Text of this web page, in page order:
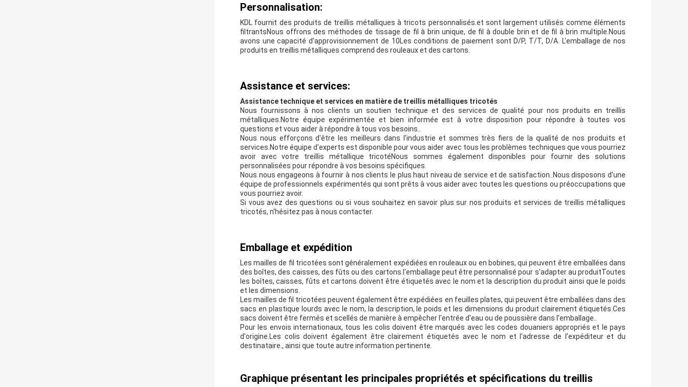
Personnalisation:
KDL fournit des produits de treillis métalliques à tricots personnalisés.et sont largement utilisés comme éléments
filtrantsNous offrons des méthodes de tissage de fil à brin unique, de fil à double brin et de fil à brin multiple.Nous
avons une capacité d'approvisionnement de 10Les conditions de paiement sont D/P, T/T, D/A. L'emballage de nos
produits en treillis métalliques comprend des rouleaux et des cartons.
Assistance et services:
Assistance technique et services en matière de treillis métalliques tricotés
Nous fournissons à nos clients un soutien technique et des services de qualité pour nos produits en treillis
métalliques.Notre équipe expérimentée et bien informée est à votre disposition pour répondre à toutes vos
questions et vous aider à répondre à tous vos besoins..
Nous nous efforçons d'être les meilleurs dans l'industrie et sommes très fiers de la qualité de nos produits et
services.Notre équipe d'experts est disponible pour vous aider avec tous les problèmes techniques que vous pourriez
avoir avec votre treillis métallique tricotéNous sommes également disponibles pour fournir des solutions
personnalisées pour répondre à vos besoins spécifiques.
Nous nous engageons à fournir à nos clients le plus haut niveau de service et de satisfaction..Nous disposons d'une
équipe de professionnels expérimentés qui sont prêts à vous aider avec toutes les questions ou préoccupations que
vous pourriez avoir.
Si vous avez des questions ou si vous souhaitez en savoir plus sur nos produits et services de treillis métalliques
tricotés, n'hésitez pas à nous contacter.
Emballage et expédition
Les mailles de fil tricotées sont généralement expédiées en rouleaux ou en bobines, qui peuvent être emballées dans
des boîtes, des caisses, des fûts ou des cartons.l'emballage peut être personnalisé pour s'adapter au produitToutes
les boîtes, caisses, fûts et cartons doivent être étiquetés avec le nom et la description du produit ainsi que le poids
et les dimensions.
Les mailles de fil tricotées peuvent également être expédiées en feuilles plates, qui peuvent être emballées dans des
sacs en plastique lourds avec le nom, la description, le poids et les dimensions du produit clairement étiquetés.Ces
sacs doivent être fermés et scellés de manière à empêcher l'entrée d'eau ou de poussière dans l'emballage..
Pour les envois internationaux, tous les colis doivent être marqués avec les codes douaniers appropriés et le pays
d'origine.Les colis doivent également être clairement étiquetés avec le nom et l'adresse de l'expéditeur et du
destinataire., ainsi que toute autre information pertinente.
Graphique présentant les principales propriétés et spécifications du treillis